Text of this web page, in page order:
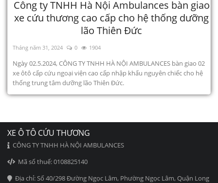
Công ty TNHH Hà Nội Ambulances bàn giao
xe cứu thương cao cấp cho hệ thống dưỡng
lão Thiên Đức
Tháng năm 31, 2024 0 1904
Ngày 02.5.2024, CÔNG TY TNHH HÀ NỘI AMBULANCES bàn giao 02
xe ôtô cấp cứu ngoại viện cao cấp nhập khẩu nguyên chiếc cho hệ
thống trung tâm dưỡng lão Thiên Đức.
XE Ô TÔ CỨU THƯƠNG
CÔNG TY TNHH HÀ NỘI AMBULANCES
Mã số thuế: 0108825140
Địa chỉ: Số 40/298 Đường Ngọc Lâm, Phường Ngọc Lâm, Quận Long